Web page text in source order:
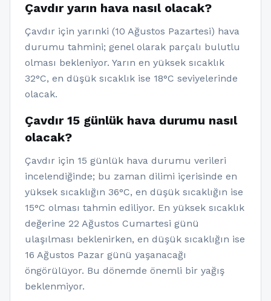
Çavdır yarın hava nasıl olacak?
Çavdır için yarınki (10 Ağustos Pazartesi) hava
durumu tahmini; genel olarak parçalı bulutlu
olması bekleniyor. Yarın en yüksek sıcaklık
32°C, en düşük sıcaklık ise 18°C seviyelerinde
olacak.
Çavdır 15 günlük hava durumu nasıl
olacak?
Çavdır için 15 günlük hava durumu verileri
incelendiğinde; bu zaman dilimi içerisinde en
yüksek sıcaklığın 36°C, en düşük sıcaklığın ise
15°C olması tahmin ediliyor. En yüksek sıcaklık
değerine 22 Ağustos Cumartesi günü
ulaşılması beklenirken, en düşük sıcaklığın ise
16 Ağustos Pazar günü yaşanacağı
öngörülüyor. Bu dönemde önemli bir yağış
beklenmiyor.